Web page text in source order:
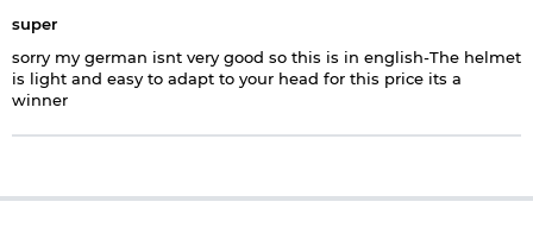
super
sorry my german isnt very good so this is in english-The helmet
is light and easy to adapt to your head for this price its a
winner